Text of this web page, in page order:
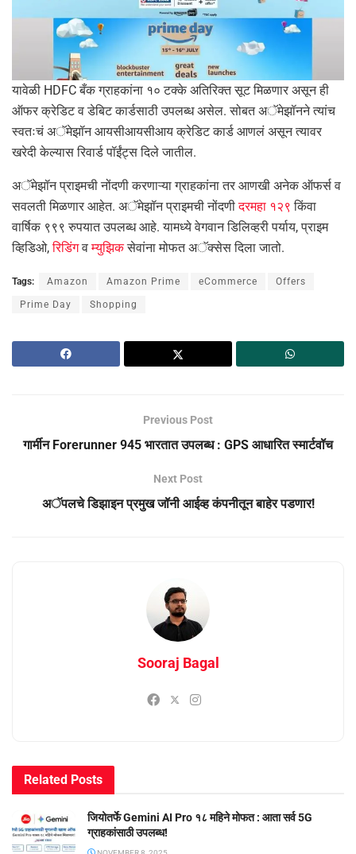
यावेळी HDFC बँक ग्राहकांना १० टक्के अतिरिक्त सूट मिळणार असून ही
ऑफर क्रेडिट व डेबिट कार्डसाठी उपलब्ध असेल. सोबत अॅमेझॉनने त्यांच
स्वतःचं अॅमेझॉन आयसीआयसीआय क्रेडिट कार्ड आणलं असून त्यावर
खरेदी केल्यास रिवार्ड पॉईंट्स दिले जातील.
अॅमेझॉन प्राइमची नोंदणी करणाऱ्या ग्राहकांना तर आणखी अनेक ऑफर्स व
सवलती मिळणार आहेत. अॅमेझॉन प्राइमची नोंदणीदरमहा १२९ किंवा
वार्षिक ९९९ रुपयात उपलब्ध आहे. यामध्ये वेगवान डिलिव्हरी पर्याय, प्राइम
व्हिडिओ,रिडिंगवम्युझिकसेवांना मोफत अॅक्सेस दिला जातो.
Tags: Amazon Amazon Prime eCommerce Offers
Prime Day Shopping
Previous Post
गार्मीन Forerunner 945 भारतात उपलब्ध : GPS आधारित स्मार्टवॉच
Next Post
अॅपलचे डिझाइन प्रमुख जॉनी आईव्ह कंपनीतून बाहेर पडणार!
Sooraj Bagal
Related Posts
जियोतर्फे Gemini AI Pro १८ महिने मोफत : आता सर्व 5G
ग्राहकांसाठी उपलब्ध!